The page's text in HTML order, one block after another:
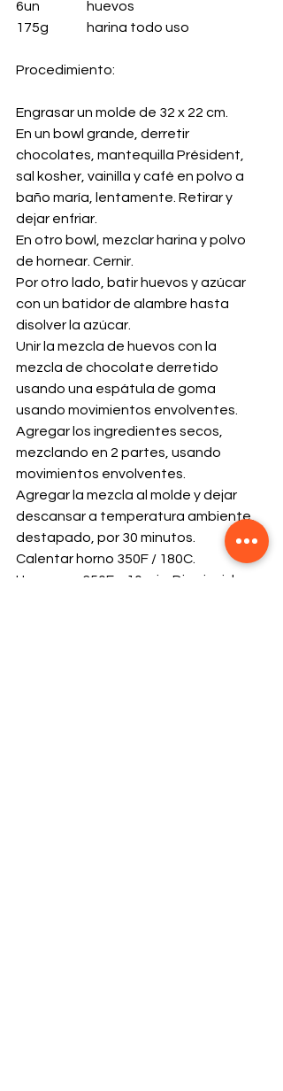
6un 		huevos
175g 	harina todo uso
Procedimiento:
Engrasar un molde de 32 x 22 cm.
En un bowl grande, derretir
chocolates, mantequilla Président,
sal kosher, vainilla y café en polvo a
baño maría, lentamente. Retirar y
dejar enfriar.
En otro bowl, mezclar harina y polvo
de hornear. Cernir.
Por otro lado, batir huevos y azúcar
con un batidor de alambre hasta
disolver la azúcar.
Unir la mezcla de huevos con la
mezcla de chocolate derretido
usando una espátula de goma
usando movimientos envolventes.
Agregar los ingredientes secos,
mezclando en 2 partes, usando
movimientos envolventes.
Agregar la mezcla al molde y dejar
descansar a temperatura ambiente,
destapado, por 30 minutos.
Calentar horno 350F / 180C.
Hornear a 350F x 10 min. Disminuir la